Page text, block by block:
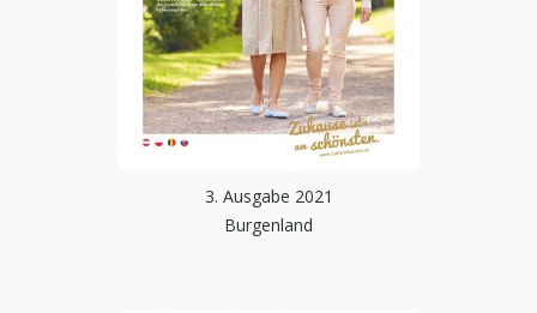
3. Ausgabe 2021
Burgenland